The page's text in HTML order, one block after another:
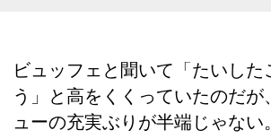
ビュッフェと聞いて「たいした
う」と高をくくっていたのだが
ューの充実ぶりが半端じゃない。